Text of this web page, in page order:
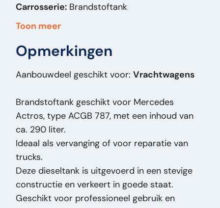
Carrosserie: Brandstoftank
Hoogte:
Lengte:70
Massa (kg):
Merk:ACGB 787
Prijstype:VastePrijs
Serienummer:23466801
Staat Algemeen:
Staat Optisch:Goed
Staat Technisch:
Tankinhoud:290
Titel:ACGB 787 Mercedes Actros
Brandstoftank Mercedes Actros – 290L –
Toon meer
Opmerkingen
Aanbouwdeel geschikt voor: Vrachtwagens
Brandstoftank geschikt voor Mercedes
Actros, type ACGB 787, met een inhoud van
ca. 290 liter.
Ideaal als vervanging of voor reparatie van
trucks.
Deze dieseltank is uitgevoerd in een stevige
constructie en verkeert in goede staat.
Geschikt voor professioneel gebruik en